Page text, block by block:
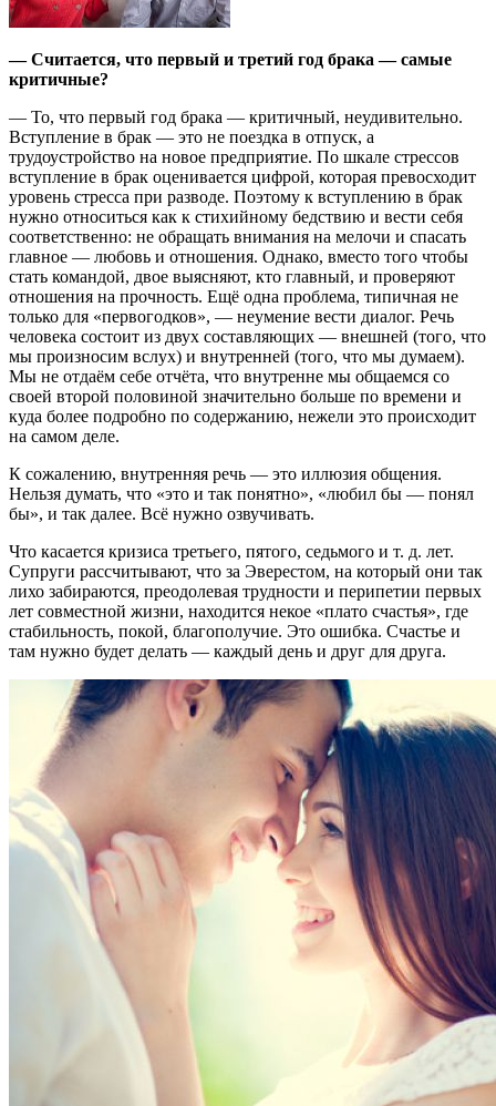
— Считается, что первый и третий год брака — самые
критичные?
— То, что первый год брака — критичный, неудивительно.
Вступление в брак — это не поездка в отпуск, а
трудоустройство на новое предприятие. По шкале стрессов
вступление в брак оценивается цифрой, которая превосходит
уровень стресса при разводе. Поэтому к вступлению в брак
нужно относиться как к стихийному бедствию и вести себя
соответственно: не обращать внимания на мелочи и спасать
главное — любовь и отношения. Однако, вместо того чтобы
стать командой, двое выясняют, кто главный, и проверяют
отношения на прочность. Ещё одна проблема, типичная не
только для «первогодков», — неумение вести диалог. Речь
человека состоит из двух составляющих — внешней (того, что
мы произносим вслух) и внутренней (того, что мы думаем).
Мы не отдаём себе отчёта, что внутренне мы общаемся со
своей второй половиной значительно больше по времени и
куда более подробно по содержанию, нежели это происходит
на самом деле.
К сожалению, внутренняя речь — это иллюзия общения.
Нельзя думать, что «это и так понятно», «любил бы — понял
бы», и так далее. Всё нужно озвучивать.
Что касается кризиса третьего, пятого, седьмого и т. д. лет.
Супруги рассчитывают, что за Эверестом, на который они так
лихо забираются, преодолевая трудности и перипетии первых
лет совместной жизни, находится некое «плато счастья», где
стабильность, покой, благополучие. Это ошибка. Счастье и
там нужно будет делать — каждый день и друг для друга.